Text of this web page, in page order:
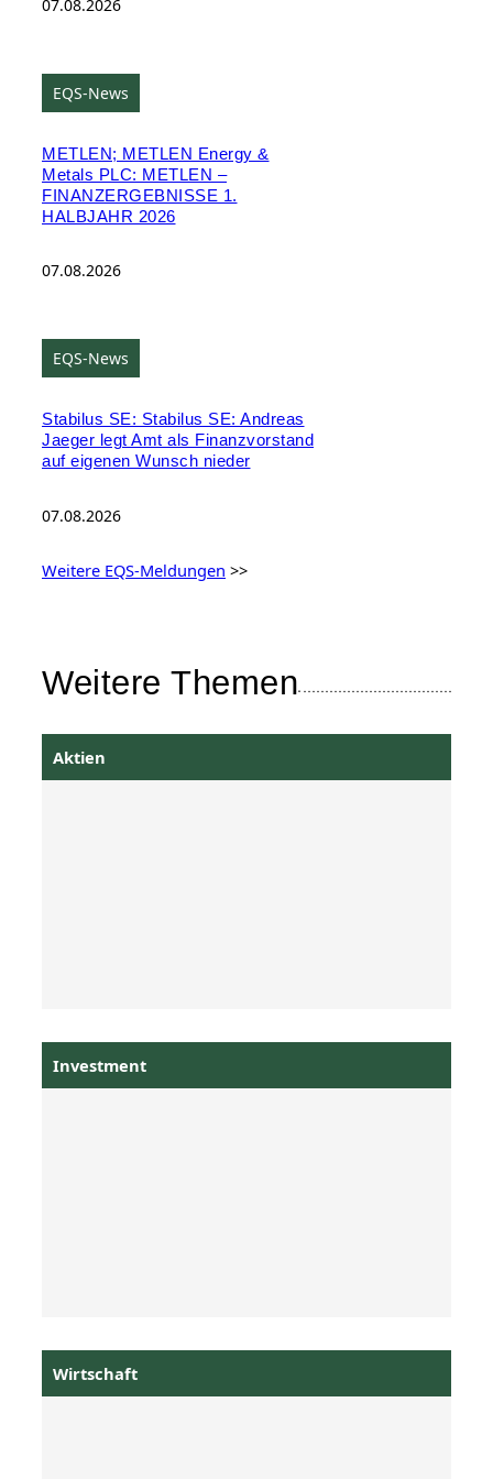
07.08.2026
EQS-News
METLEN; METLEN Energy &
Metals PLC: METLEN –
FINANZERGEBNISSE 1.
HALBJAHR 2026
07.08.2026
EQS-News
Stabilus SE: Stabilus SE: Andreas
Jaeger legt Amt als Finanzvorstand
auf eigenen Wunsch nieder
07.08.2026
Weitere EQS-Meldungen >>
Weitere Themen
Aktien
Investment
Wirtschaft